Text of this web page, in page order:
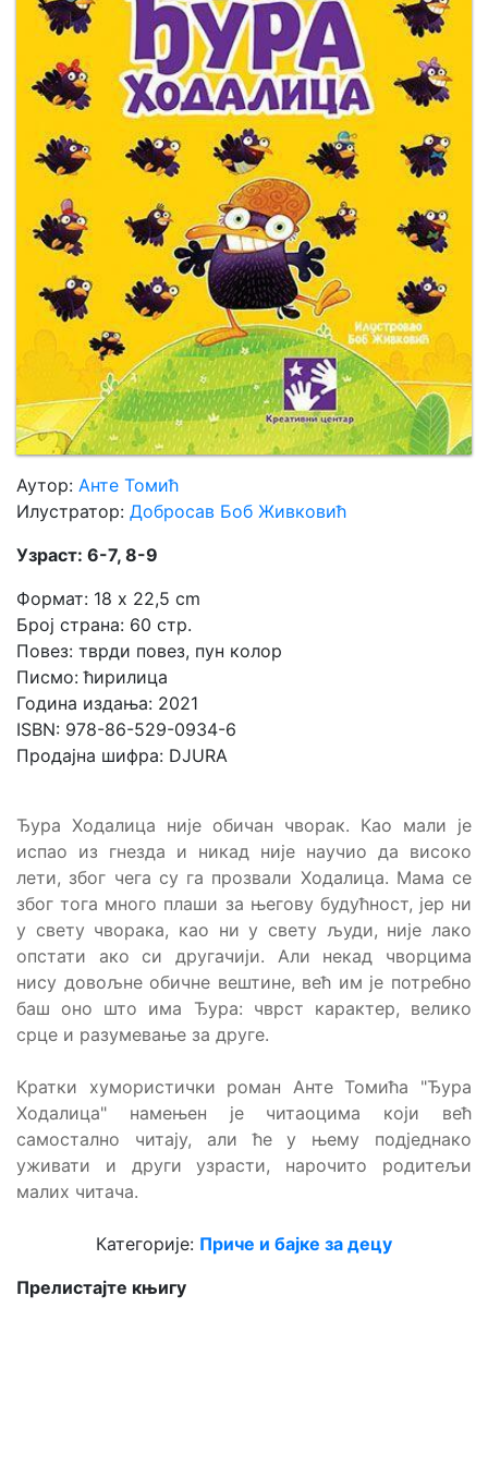
Мој
налог
Аутор: Анте Томић
Илустратор: Добросав Боб Живковић
Узраст: 6-7, 8-9
Формат: 18 x 22,5 cm
Број страна: 60 стр.
Повез: тврди повез, пун колор
Писмо: ћирилица
Година издања: 2021
ISBN: 978-86-529-0934-6
Продајна шифра: DJURA
Ђура Ходалица није обичан чворак. Као мали је
испао из гнезда и никад није научио да високо
лети, због чега су га прозвали Ходалица. Мама се
због тога много плаши за његову будућност, јер ни
у свету чворака, као ни у свету људи, није лако
опстати ако си другачији. Али некад чворцима
нису довољне обичне вештине, већ им је потребно
баш оно што има Ђура: чврст карактер, велико
срце и разумевање за друге.
Кратки хумористички роман Анте Томића "Ђура
Ходалица" намењен је читаоцима који већ
самостално читају, али ће у њему подједнако
уживати и други узрасти, нарочито родитељи
малих читача.
Категорије: Приче и бајке за децу
Прелистајте књигу